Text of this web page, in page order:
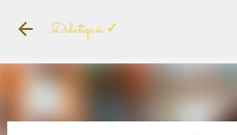
Pular para o
Didatiquei ✓